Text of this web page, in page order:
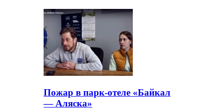
Пожар в парк-отеле «Байкал
— Аляска»